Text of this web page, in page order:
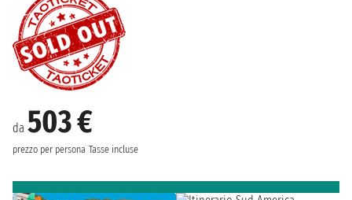
da 503 €
prezzo per persona Tasse incluse